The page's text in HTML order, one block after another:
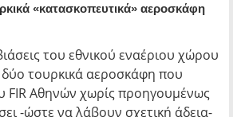
«κατασκοπευτικά» αεροσκάφη
του εθνικού εναέριου χώρου
τουρκικά αεροσκάφη που
FIR Αθηνών χωρίς προηγουμένως
-ώστε να λάβουν σχετική άδεια-